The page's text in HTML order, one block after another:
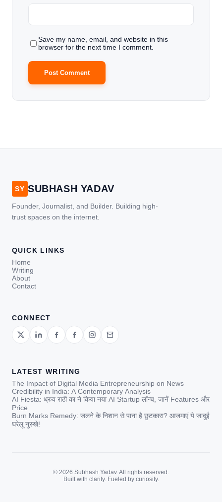
Save my name, email, and website in this
browser for the next time I comment.
SY SUBHASH YADAV
Founder, Journalist, and Builder. Building high-
trust spaces on the internet.
QUICK LINKS
Home
Writing
About
Contact
CONNECT
LATEST WRITING
The Impact of Digital Media Entrepreneurship on News
Credibility in India: A Contemporary Analysis
AI Fiesta: ध्रुव राठी का ने किया नया AI Startup लॉन्च, जानें Features और
Price
Burn Marks Remedy: जलने के निशान से पाना है छुटकारा? आजमाएं ये जादुई
घरेलू नुस्खे!
© 2026 Subhash Yadav. All rights reserved.
Built with clarity. Fueled by curiosity.